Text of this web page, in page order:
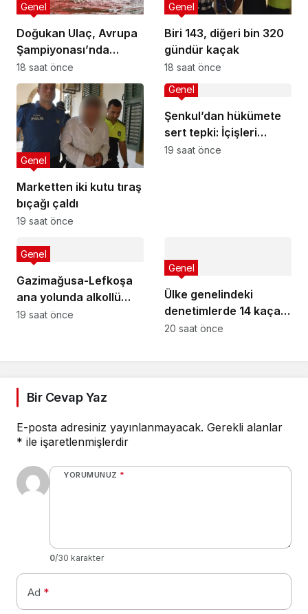
Doğukan Ulaç, Avrupa
Şampiyonası’nda
Türkiye Milli Takımı ile
mücadele etti
Genel
18 saat önce
Biri 143, diğeri bin 320
gündür kaçak
Genel
18 saat önce
Marketten iki kutu tıraş
bıçağı çaldı
Genel
19 saat önce
Şenkul’dan hükümete
sert tepki: İçişleri
Bakanı nerede,
Genel
19 saat önce
Gazimağusa-Lefkoşa
ana yolunda alkollü
sürücü takla attı:
Genel
19 saat önce
Ülke genelindeki
denetimlerde 14 kaçak
yakalandı
Genel
20 saat önce
Bir Cevap Yaz
E-posta adresiniz yayınlanmayacak. Gerekli alanlar
* ile işaretlenmişlerdir
YORUMUNUZ *
0/30 karakter
Ad *